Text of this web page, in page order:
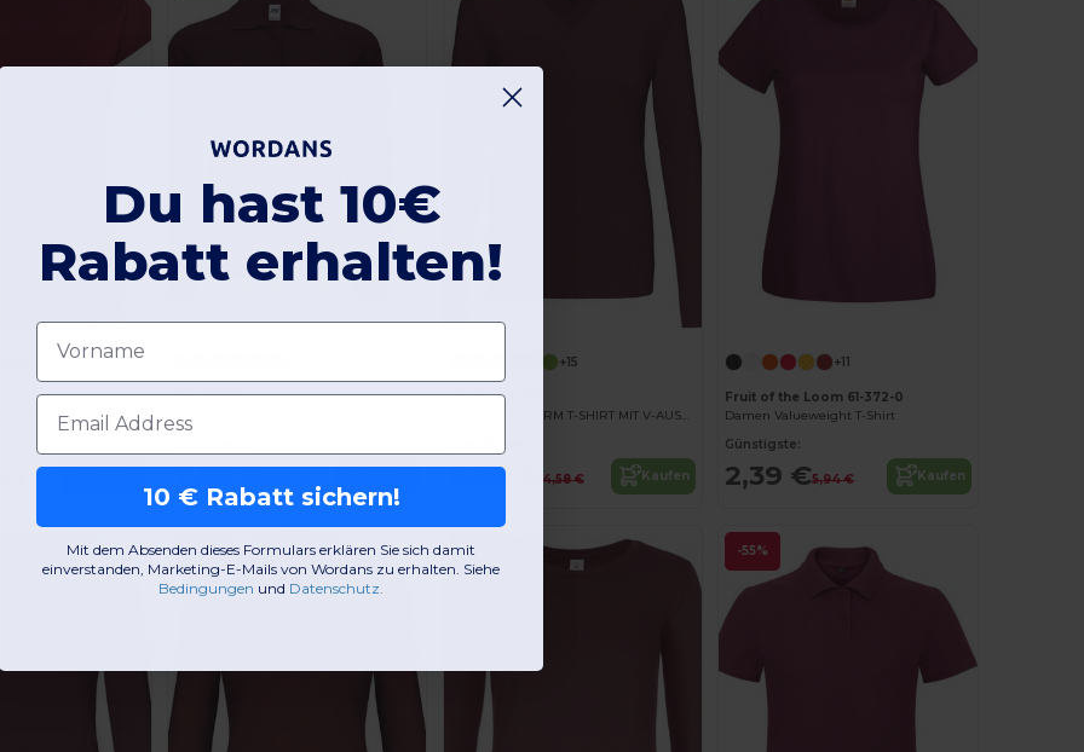
T-Shirt 155
€
JHK JK216
7,00 €
+15
Kariban K382
DAMEN LANGARM T-SHIRT MIT V-AUSSCHNITT
8,56 € 14,58 € Kaufen
+11
Fruit of the Loom 61-372-0
Damen Valueweight T-Shirt
Günstigste:
2,39 €5,94 € Kaufen
-38% -59% -55%
Du hast 10€
Rabatt erhalten!
Vorname
E-Mail-Adresse
10 € Rabatt sichern!
Mit dem Absenden dieses Formulars erklären Sie sich damit
einverstanden, Marketing-E-Mails von Wordans zu erhalten. Siehe
Bedingungen und Datenschutz